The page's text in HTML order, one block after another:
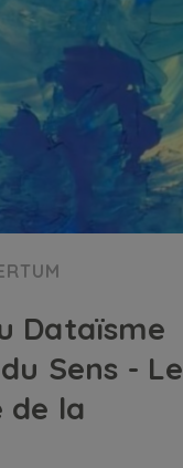
Dataïsme
Sens - Le
de la